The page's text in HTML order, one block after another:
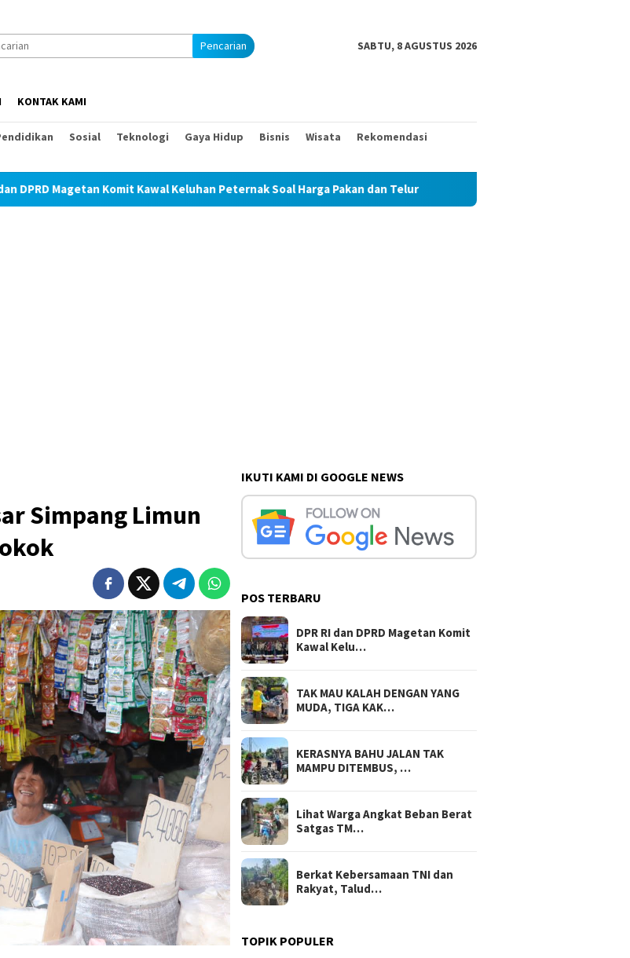
Pencarian SABTU, 8 AGUSTUS 2026
KONTAK KAMI
Sosial Teknologi Gaya Hidup Bisnis Wisata
Rekomendasi
Komit Kawal Keluhan Peternak Soal Harga Pakan dan Telur TAK MAU KALAH DENGAN YANG MUDA, TIGA
Simpang Limun
IKUTI KAMI DI GOOGLE NEWS
POS TERBARU
DPR RI dan DPRD Magetan Komit
Kawal Kelu…
TAK MAU KALAH DENGAN YANG
MUDA, TIGA KAK…
KERASNYA BAHU JALAN TAK
MAMPU DITEMBUS, …
Lihat Warga Angkat Beban Berat
Satgas TM…
Berkat Kebersamaan TNI dan
Rakyat, Talud…
TOPIK POPULER